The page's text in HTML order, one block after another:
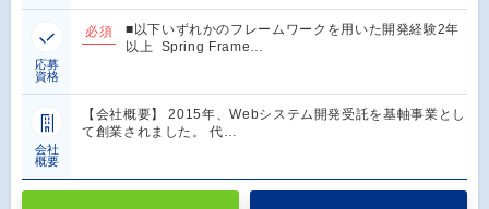
応募
資格
必須
■以下いずれかのフレームワークを用いた開発経験2年
以上 Spring Frame…
会社
概要
【会社概要】 2015年、Webシステム開発受託を基軸事業とし
て創業されました。 代…